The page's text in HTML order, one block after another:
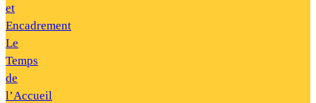
et
Encadrement
Le
Temps
de
l’Accueil